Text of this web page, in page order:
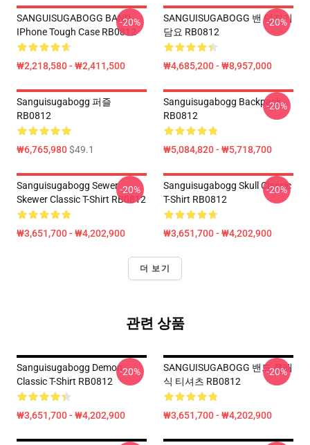
SANGUISUGABOGG BAND
IPhone Tough Case RB0812
₩2,218,580 - ₩2,411,500
-20%
SANGUISUGABOGG 밴 던지기
담요 RB0812
₩4,685,200 - ₩8,957,000
-20%
Sanguisugabogg 퍼즐
RB0812
₩6,765,980$49.1
Sanguisugabogg Backpack
RB0812
₩5,084,820 - ₩5,718,700
-20%
Sanguisugabogg Sewer
Skewer Classic T-Shirt RB0812
₩3,651,700 - ₩4,202,900
-20%
Sanguisugabogg Skull Classic
T-Shirt RB0812
₩3,651,700 - ₩4,202,900
-20%
더 보기
관련 상품
Sanguisugabogg Demon
Classic T-Shirt RB0812
₩3,651,700 - ₩4,202,900
-20%
SANGUISUGABOGG 밴드 클래
식 티셔츠 RB0812
₩3,651,700 - ₩4,202,900
-20%